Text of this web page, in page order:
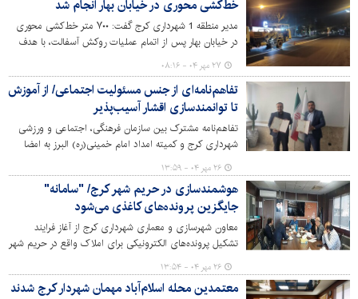
خط‌کشی محوری در خیابان بهار انجام شد
مدیر منطقه 1 شهرداری کرج گفت: ۷۰۰ متر خط‌کشی محوری
در خیابان بهار پس از اتمام عملیات روکش آسفالت، با هدف
ارتقای ایمنی تردد وسایل نقلیه انجام شد.
۲۷ مهر ۰۴ - ۰۸:۱۶
تفاهم‌نامه‌ای از جنس مسئولیت اجتماعی/ از آموزش
تا توانمندسازی اقشار آسیب‌پذیر
تفاهم‌نامه مشترک بین سازمان فرهنگی، اجتماعی و ورزشی
شهرداری کرج و کمیته امداد امام خمینی(ره) البرز به امضا
رسید. ۲۶ مهر ۰۴ - ۱۳:۵۹
هوشمندسازی در حریم شهر کرج/ "سامانه"
جایگزین پرونده‌های کاغذی می‌شود
معاون شهرسازی و معماری شهرداری کرج از آغاز فرایند
تشکیل پرونده‌های الکترونیکی برای املاک واقع در حریم شهر
به‌منظور مدیریت یکپارچه اطلاعات شهری و کنترل
ساخت‌وسازهای غیرمجاز خبر داد.
۲۶ مهر ۰۴ - ۱۳:۵۴
معتمدین محله اسلام‌آباد مهمان شهردار کرج شدند